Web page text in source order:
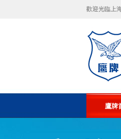
歡迎光臨上
鷹牌